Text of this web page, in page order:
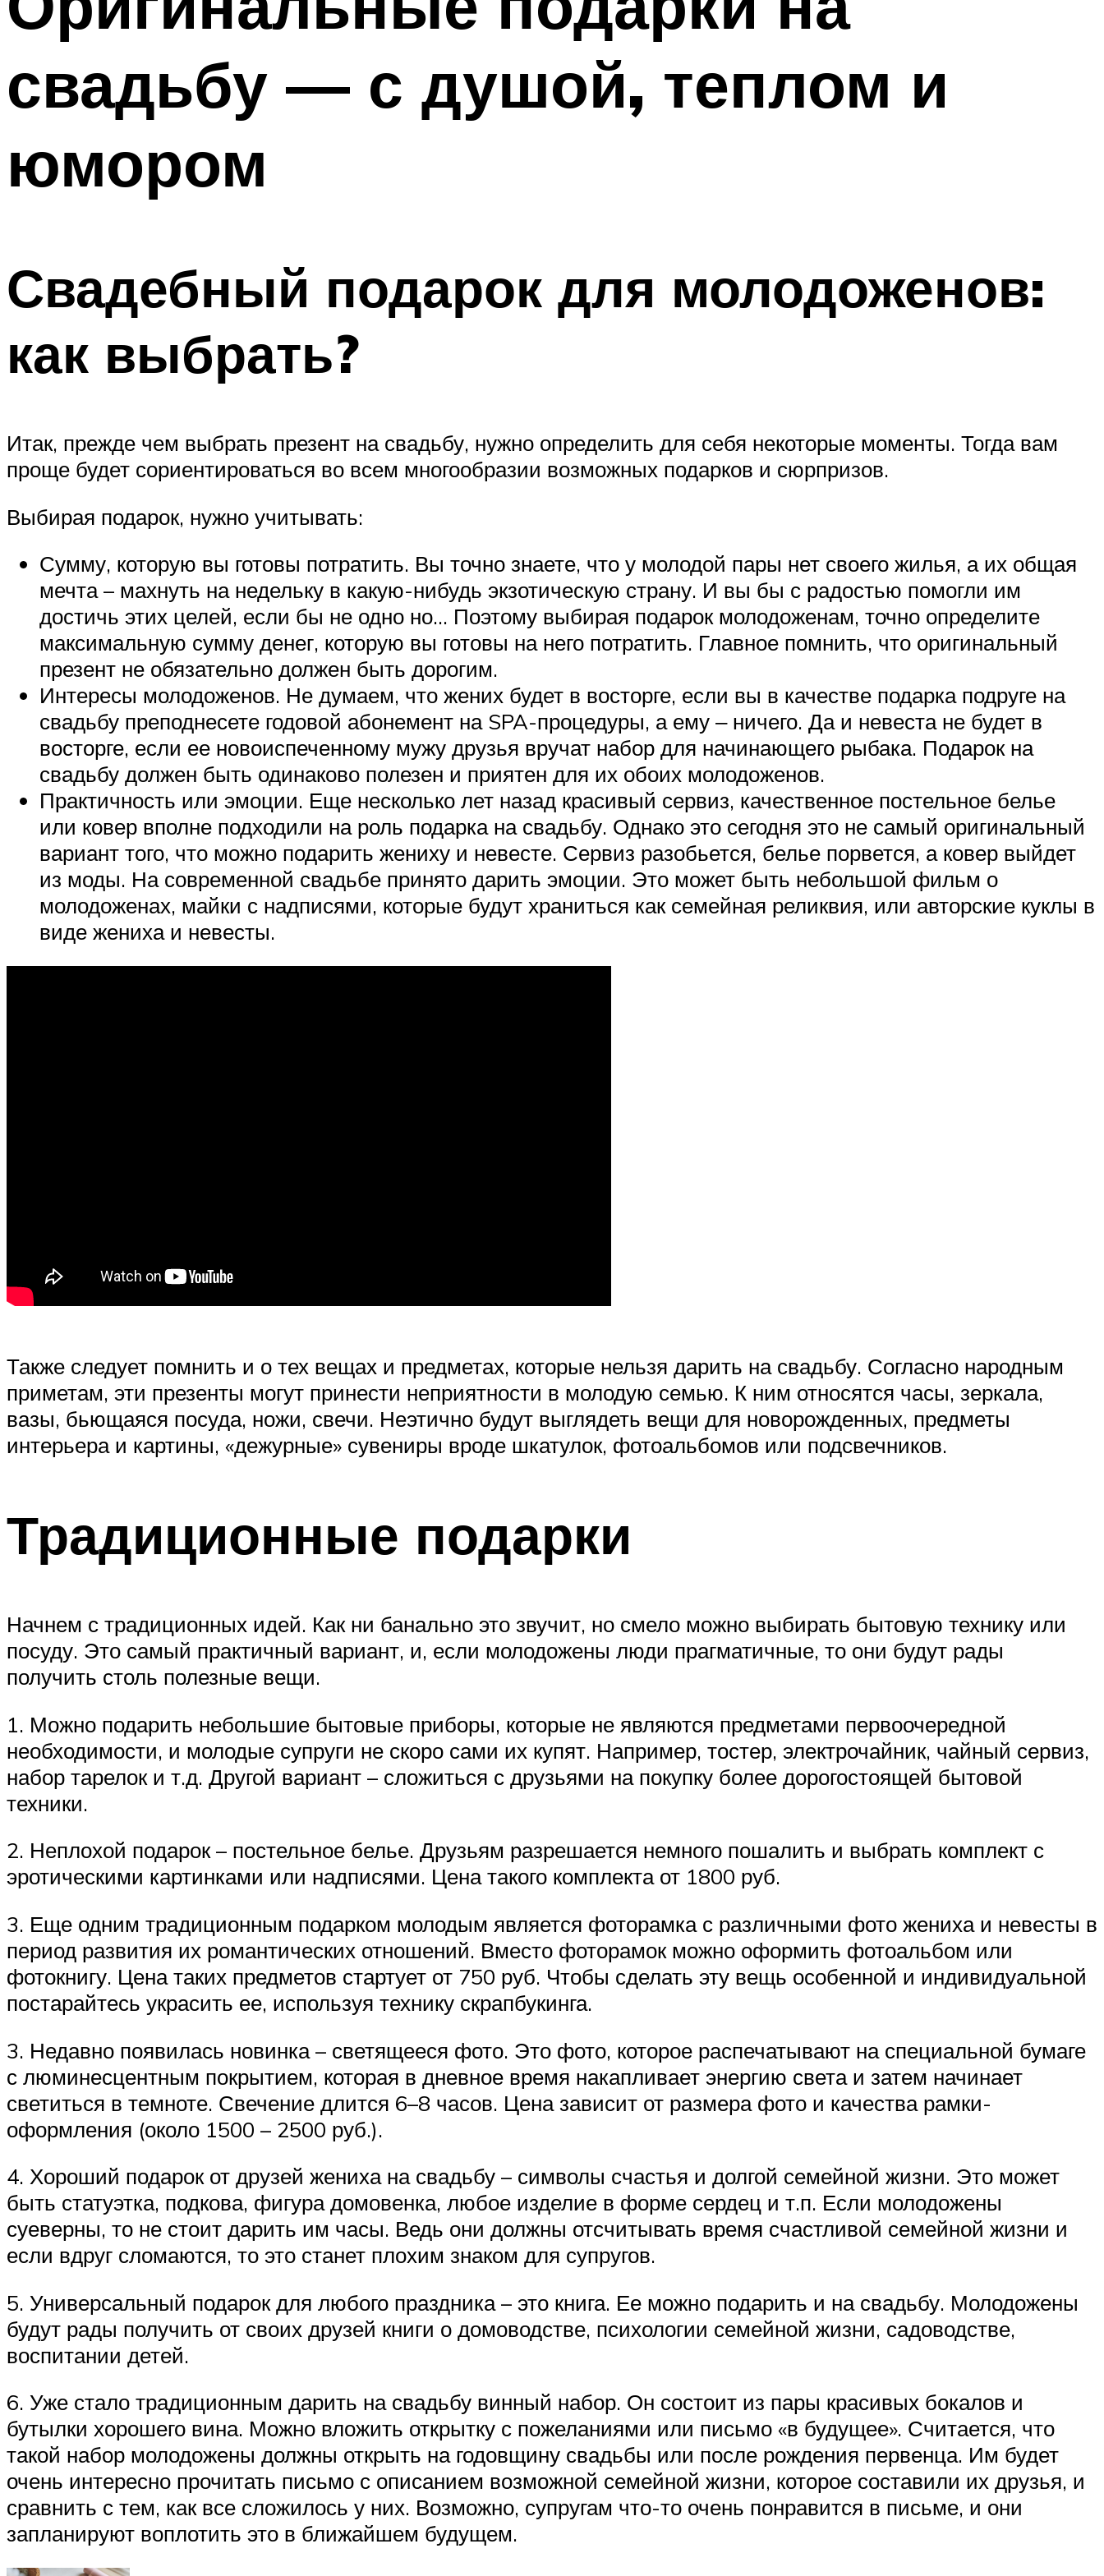
свадьбу — с душой, теплом и
юмором
Свадебный подарок для молодоженов:
как выбрать?
Итак, прежде чем выбрать презент на свадьбу, нужно определить для себя некоторые моменты. Тогда вам
проще будет сориентироваться во всем многообразии возможных подарков и сюрпризов.
Выбирая подарок, нужно учитывать:
Сумму, которую вы готовы потратить. Вы точно знаете, что у молодой пары нет своего жилья, а их общая
мечта – махнуть на недельку в какую-нибудь экзотическую страну. И вы бы с радостью помогли им
достичь этих целей, если бы не одно но… Поэтому выбирая подарок молодоженам, точно определите
максимальную сумму денег, которую вы готовы на него потратить. Главное помнить, что оригинальный
презент не обязательно должен быть дорогим.
Интересы молодоженов. Не думаем, что жених будет в восторге, если вы в качестве подарка подруге на
свадьбу преподнесете годовой абонемент на SPA-процедуры, а ему ‒ ничего. Да и невеста не будет в
восторге, если ее новоиспеченному мужу друзья вручат набор для начинающего рыбака. Подарок на
свадьбу должен быть одинаково полезен и приятен для их обоих молодоженов.
Практичность или эмоции. Еще несколько лет назад красивый сервиз, качественное постельное белье
или ковер вполне подходили на роль подарка на свадьбу. Однако это сегодня это не самый оригинальный
вариант того, что можно подарить жениху и невесте. Сервиз разобьется, белье порвется, а ковер выйдет
из моды. На современной свадьбе принято дарить эмоции. Это может быть небольшой фильм о
молодоженах, майки с надписями, которые будут храниться как семейная реликвия, или авторские куклы в
виде жениха и невесты.
Также следует помнить и о тех вещах и предметах, которые нельзя дарить на свадьбу. Согласно народным
приметам, эти презенты могут принести неприятности в молодую семью. К ним относятся часы, зеркала,
вазы, бьющаяся посуда, ножи, свечи. Неэтично будут выглядеть вещи для новорожденных, предметы
интерьера и картины, «дежурные» сувениры вроде шкатулок, фотоальбомов или подсвечников.
Традиционные подарки
Начнем с традиционных идей. Как ни банально это звучит, но смело можно выбирать бытовую технику или
посуду. Это самый практичный вариант, и, если молодожены люди прагматичные, то они будут рады
получить столь полезные вещи.
1. Можно подарить небольшие бытовые приборы, которые не являются предметами первоочередной
необходимости, и молодые супруги не скоро сами их купят. Например, тостер, электрочайник, чайный сервиз,
набор тарелок и т.д. Другой вариант – сложиться с друзьями на покупку более дорогостоящей бытовой
техники.
2. Неплохой подарок – постельное белье. Друзьям разрешается немного пошалить и выбрать комплект с
эротическими картинками или надписями. Цена такого комплекта от 1800 руб.
3. Еще одним традиционным подарком молодым является фоторамка с различными фото жениха и невесты в
период развития их романтических отношений. Вместо фоторамок можно оформить фотоальбом или
фотокнигу. Цена таких предметов стартует от 750 руб. Чтобы сделать эту вещь особенной и индивидуальной
постарайтесь украсить ее, используя технику скрапбукинга.
3. Недавно появилась новинка – светящееся фото. Это фото, которое распечатывают на специальной бумаге
с люминесцентным покрытием, которая в дневное время накапливает энергию света и затем начинает
светиться в темноте. Свечение длится 6–8 часов. Цена зависит от размера фото и качества рамки-
оформления (около 1500 – 2500 руб.).
4. Хороший подарок от друзей жениха на свадьбу – символы счастья и долгой семейной жизни. Это может
быть статуэтка, подкова, фигура домовенка, любое изделие в форме сердец и т.п. Если молодожены
суеверны, то не стоит дарить им часы. Ведь они должны отсчитывать время счастливой семейной жизни и
если вдруг сломаются, то это станет плохим знаком для супругов.
5. Универсальный подарок для любого праздника – это книга. Ее можно подарить и на свадьбу. Молодожены
будут рады получить от своих друзей книги о домоводстве, психологии семейной жизни, садоводстве,
воспитании детей.
6. Уже стало традиционным дарить на свадьбу винный набор. Он состоит из пары красивых бокалов и
бутылки хорошего вина. Можно вложить открытку с пожеланиями или письмо «в будущее». Считается, что
такой набор молодожены должны открыть на годовщину свадьбы или после рождения первенца. Им будет
очень интересно прочитать письмо с описанием возможной семейной жизни, которое составили их друзья, и
сравнить с тем, как все сложилось у них. Возможно, супругам что-то очень понравится в письме, и они
запланируют воплотить это в ближайшем будущем.